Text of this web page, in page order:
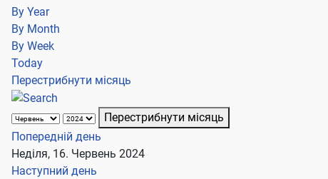
By Year
By Month
By Week
Today
Перестрибнути місяць
Перестрибнути місяць
Попередній день
Неділя, 16. Червень 2024
Наступний день